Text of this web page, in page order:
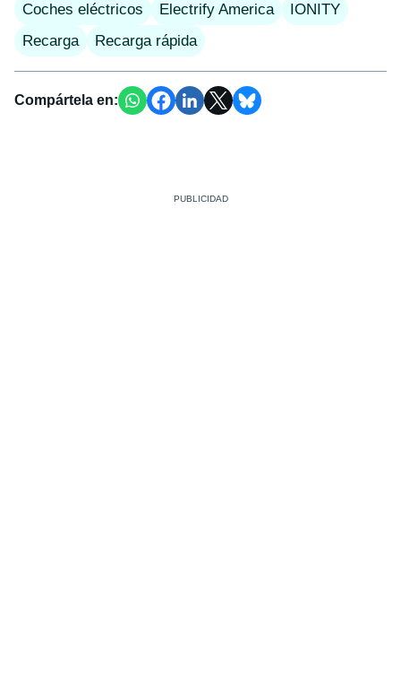
Coches eléctricos Electrify America
IONITY
Recarga
Recarga rápida
Compártela en: